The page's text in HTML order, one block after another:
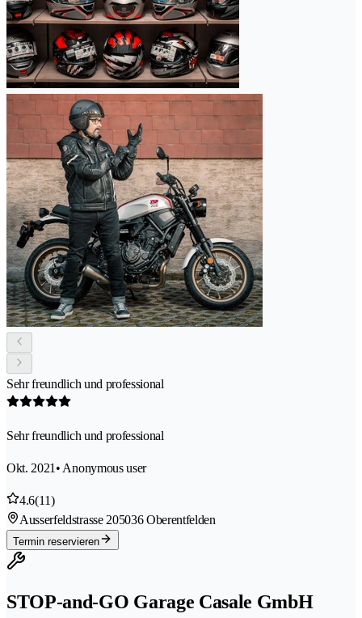
Sehr freundlich und professional
Sehr freundlich und professional
Okt. 2021 • Anonymous user
4.6(11)
Ausserfeldstrasse 205036 Oberentfelden
Termin reservieren
STOP-and-GO Garage Casale GmbH